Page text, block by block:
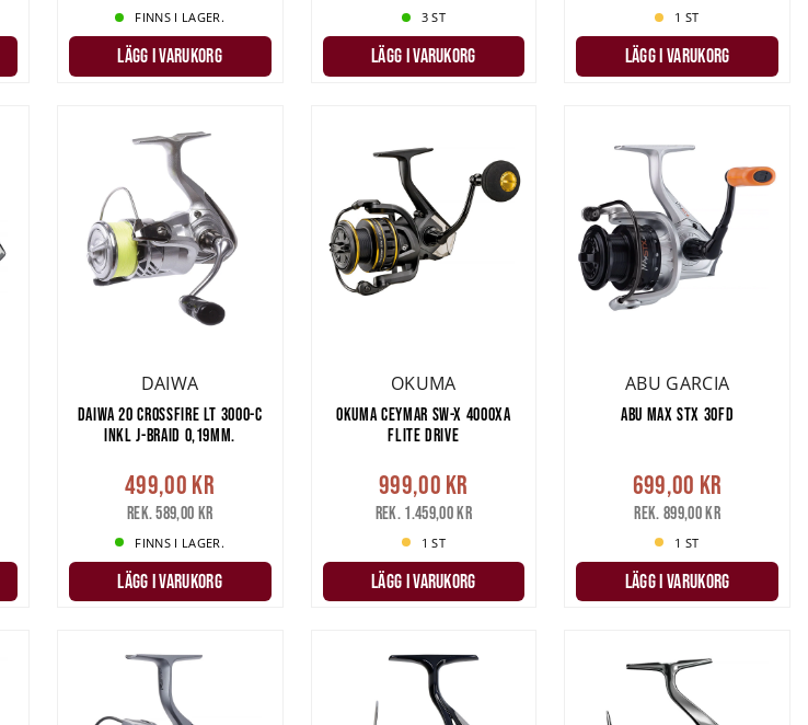
FINNS I LAGER.
LÄGG I VARUKORG
3 ST
LÄGG I VARUKORG
1 ST
LÄGG I VARUKORG
DAIWA
DAIWA 20 CROSSFIRE LT 3000-C
INKL J-BRAID 0,19MM.
499,00 kr
Rek. 589,00 kr
FINNS I LAGER.
LÄGG I VARUKORG
OKUMA
OKUMA CEYMAR SW-X 4000XA
FLITE DRIVE
999,00 kr
Rek. 1.459,00 kr
1 ST
LÄGG I VARUKORG
ABU GARCIA
ABU MAX STX 30FD
699,00 kr
Rek. 899,00 kr
1 ST
LÄGG I VARUKORG